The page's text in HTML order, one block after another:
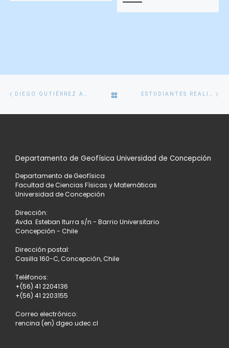
Navegación
de
entradas
Entrada
DIEGO GUTIÉRREZ APRUEBA SU ESTUDIO CLIMATOLÓGICO DEL OLEAJE VOLVER
A
LISTA
ESTUDIANTES REALIZAN MEDICIONES GEOFÍSICAS EN TERRENO EN ZONA DE FALLAS Y VOLCANES
Departamento de Geofísica Universidad de Concepción
Departamento de Geofísica
Facultad de Ciencias Físicas y Matemáticas
Universidad de Concepción
Dirección:
Avda. Esteban Iturra s/n - Barrio Universitario
Concepción - Chile
Dirección postal:
Casilla 160-C, Concepción, Chile
Teléfonos:
+(56) 41 2204136
+(56) 41 2203155
Correo electrónico:
rencina (en) dgeo.udec.cl